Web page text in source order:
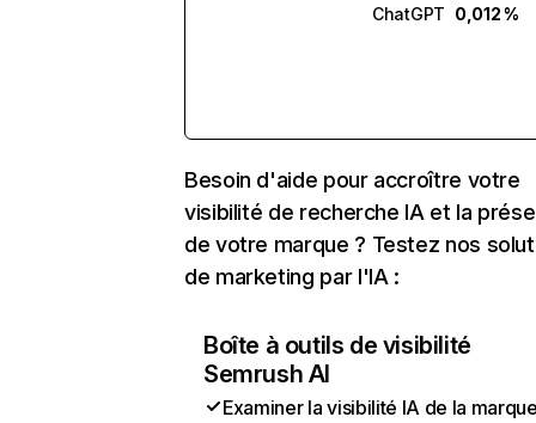
ChatGPT 0,012 %
Besoin d'aide pour accroître votre
visibilité de recherche IA et la
de votre marque ? Testez nos
de marketing par l'IA :
Boîte à outils de visibilité
Semrush AI
Examiner la visibilité IA de la